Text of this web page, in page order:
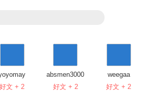
好文 + 2
absmen3000
好文 + 2
weegaa
好文 + 2